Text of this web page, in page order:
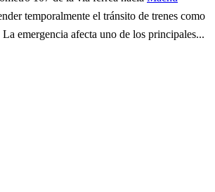
temporalmente el tránsito de trenes como
emergencia afecta uno de los principales...